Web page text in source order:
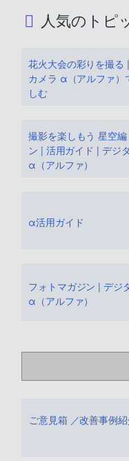
人気のトピ
花火大会の彩りを撮る
カメラ α（アルファ）
しむ
撮影を楽しもう 星空
ン | 活用ガイド | デジ
α（アルファ）
α活用ガイド
フォトマガジン | デジ
α（アルファ）
ご意見箱 ／改善事例